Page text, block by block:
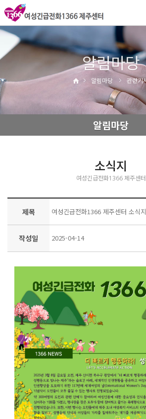
알림마당
알림마당 관련기
알림마당
소식지
여성긴급전화1366 제주센터
제목 여성긴급전화1366 제주센터 소식
작성일 2025-04-14